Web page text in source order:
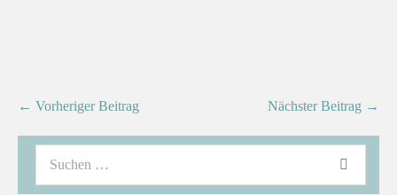
← Vorheriger Beitrag Nächster Beitrag →